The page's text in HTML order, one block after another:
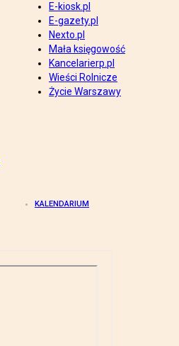
E-kiosk.pl
E-gazety.pl
Nexto.pl
Mała księgowość
Kancelarierp.pl
Wieści Rolnicze
Życie Warszawy
KALENDARIUM